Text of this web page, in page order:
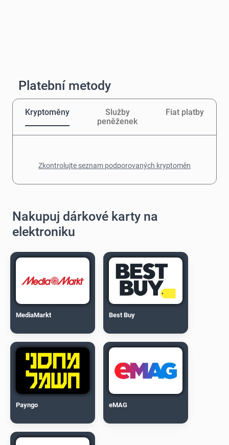
Platební metody
Kryptoměny
Služby
peněženek
Fiat platby
Zkontrolujte seznam podporovaných kryptoměn
Nakupuj dárkové karty na
elektroniku
MediaMarkt Best Buy
Payngo eMAG